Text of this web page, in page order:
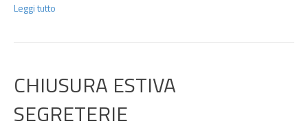
Leggi tutto
CHIUSURA ESTIVA
SEGRETERIE